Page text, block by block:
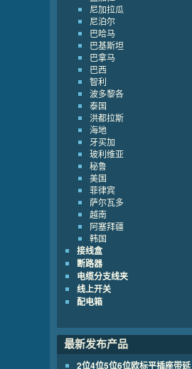
尼加拉瓜
尼泊尔
巴哈马
巴基斯坦
巴拿马
巴西
智利
波多黎各
泰国
洪都拉斯
海地
牙买加
玻利维亚
秘鲁
美国
菲律宾
萨尔瓦多
越南
阿塞拜疆
韩国
接线盒
断路器
电缆分支线夹
线上开关
配电箱
最新发布产品
2位4位5位6位欧标平插座带延